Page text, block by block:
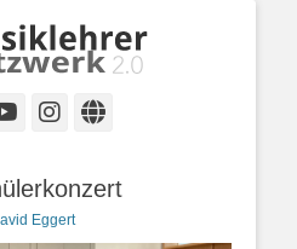
und Musikpädagogen in
Wiesbaden
YouTube
Instagram
Website
Eggert